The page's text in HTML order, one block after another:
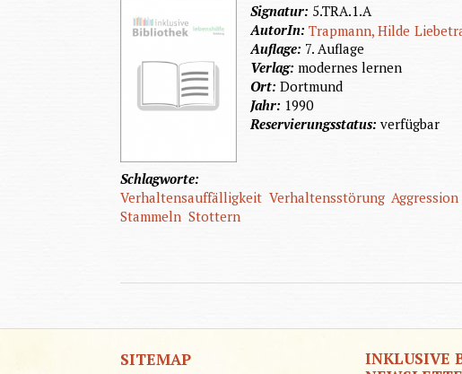
Signatur: 5.TRA.1.A
AutorIn:Trapmann, Hilde
Auflage: 7. Auflage
Verlag:modernes lernen
Ort:Dortmund
Jahr: 1990
Reservierungsstatus:verfügbar
Schlagworte:
Verhaltensauffälligkeit Verhaltensstörung Aggression
Stammeln Stottern
SITEMAP
INKLUSIVE